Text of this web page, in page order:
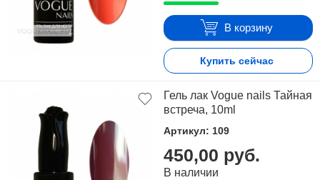
В корзину
Купить сейчас
Гель лак Vogue nails Тайная
встреча, 10ml
Артикул: 109
450,00 руб.
В наличии